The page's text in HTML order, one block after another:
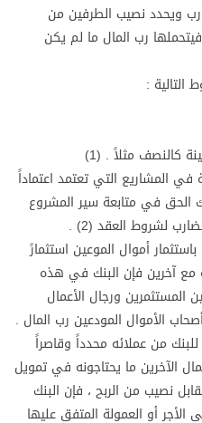
ويحدد نصيب الطرفين من
فيتحملها رب المال ما لم يكن
:
المشاريع التي تعتمد اعتماداً
الحق في متابعة سير المشروع
لشروط العقد (2) .
أموال الموعين استثمارً
مع آخرين فإن البنك في هذه
المستثمرين ورجال الأعمال
الأموال المودعين رب المال .
من عملائه محدداً وقاصراً
الآخرين ما يحتاجونه في تمويل
نصيب من الربح ، فإن البنك
أو العمولة المتفق عليها